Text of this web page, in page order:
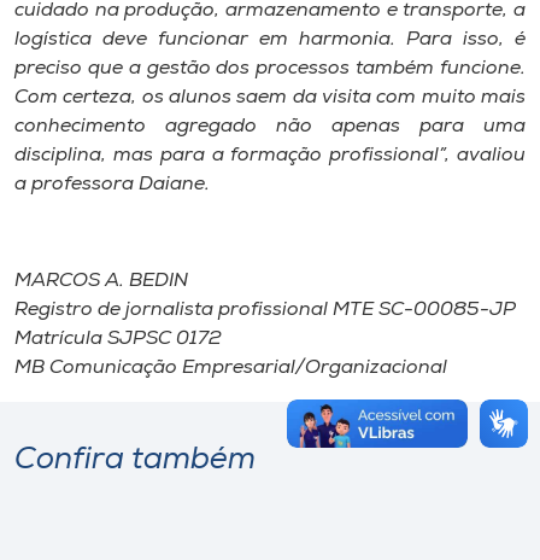
cuidado na produção, armazenamento e transporte, a
logística deve funcionar em harmonia. Para isso, é
preciso que a gestão dos processos também funcione.
Com certeza, os alunos saem da visita com muito mais
conhecimento agregado não apenas para uma
disciplina, mas para a formação profissional”, avaliou
a professora Daiane.
MARCOS A. BEDIN
Registro de jornalista profissional MTE SC-00085-JP
Matrícula SJPSC 0172
MB Comunicação Empresarial/Organizacional
Confira também